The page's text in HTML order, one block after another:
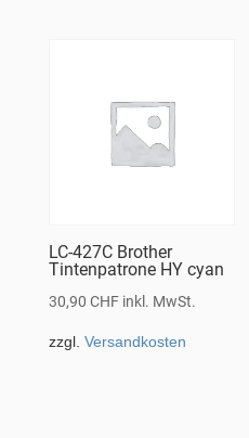
LC-427C Brother
Tintenpatrone HY cyan
30,90 CHF inkl. MwSt.
zzgl. Versandkosten